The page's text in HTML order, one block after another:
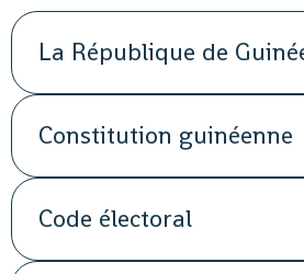
La République de
Constitution guinéenne
Code électoral